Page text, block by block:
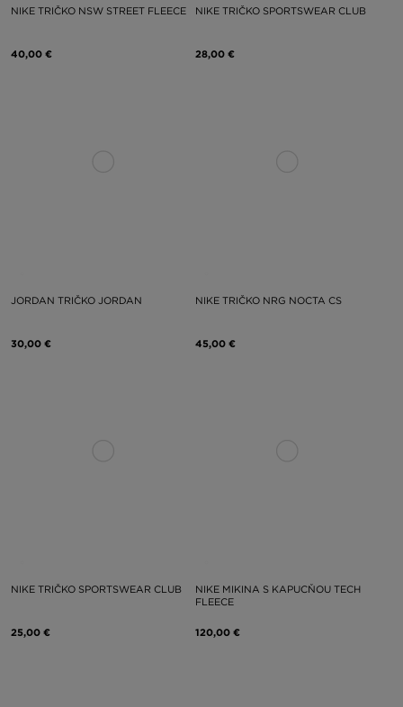
NIKE TRIČKO NSW STREET FLEECE
40,00 €
NIKE TRIČKO SPORTSWEAR CLUB
28,00 €
JORDAN TRIČKO JORDAN
30,00 €
NIKE TRIČKO NRG NOCTA CS
45,00 €
NIKE TRIČKO SPORTSWEAR CLUB
25,00 €
NIKE MIKINA S KAPUCŇOU TECH
FLEECE
120,00 €